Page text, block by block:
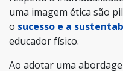
uma imagem ética são
o sucesso e a
educador físico.
Ao adotar uma